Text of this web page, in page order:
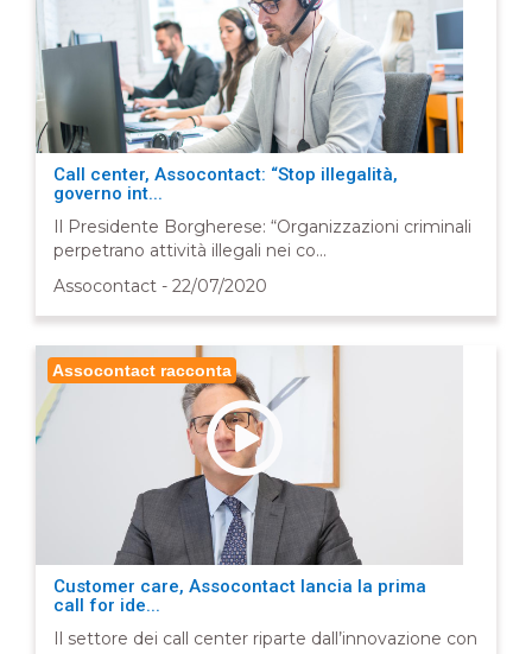
Call center, Assocontact: “Stop illegalità,
governo int...
Il Presidente Borgherese: “Organizzazioni criminali
perpetrano attività illegali nei co...
Assocontact - 22/07/2020
Assocontact racconta
Customer care, Assocontact lancia la prima
call for ide...
Il settore dei call center riparte dall’innovazione con